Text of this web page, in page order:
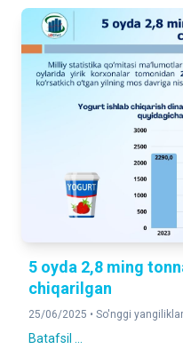
5 oyda 2,8 ming
chiqarilgan
25/06/2025 • So'nggi yangiliklar
Batafsil ...